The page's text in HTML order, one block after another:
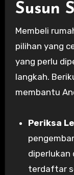
Susun
Membeli
pilihan yang
yang perlu
langkah.
membantu
Periksa
diperlukan
terdaftar